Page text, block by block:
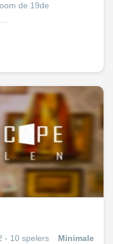
- 10 spelers
Minimale
de 19de